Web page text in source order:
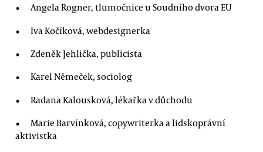
Angela Rogner, tlumočnice u Soudního dvora EU
Iva Kočíková, webdesignerka
Zdeněk Jehlička, publicista
Karel Němeček, sociolog
Radana Kalousková, lékařka v důchodu
Marie Barvínková, copywriterka a lidskoprávní
aktivistka